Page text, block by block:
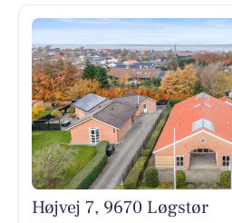
Højvej 7, 9670 Løgstør